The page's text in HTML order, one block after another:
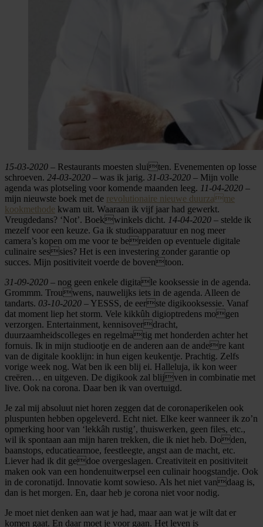
15-03-2020 – Restaurants moesten sluiten. Evenementen op losse
schroeven. 24-03-2020 – was ik jarig. 31-03-2020 – Mijn volle
agenda was plotseling voor komende maanden leeg. 11-04-2020 –
mijn nieuwste boek met de revolutionaire nieuwe duurzame
kookmethode kwam uit. Waaraan ik vijf jaar had gewerkt.
Vreugdedans? ‘Not’. Boekwinkels dicht. 14-04-2020 – stelde ik
mezelf voor een keuze. Ga ik studioapparatuur en nog meer
camera’s kopen om me voor te bereiden op eventuele digitale
culinaire sessies? Het is een investering zonder garantie op
succes. Mijn positiviteit voerde de boventoon.
31-09-2020 – nog geen enkele digitale kooksessie in de agenda.
Grommm. Trouwens, nauwelijks iets in de agenda. Alleen de
tandarts. 03-10-2020 – YESSS, de eerste digikooksessie. Vanaf
dat moment liep het storm. Vele kikkûh digioptredens mogen
verzorgen. Entertainment, kennisoverdracht,
duurzaamheidscolleges en regelmatig met honderden achter het
fornuis. Ik in mijn studiootje en de anderen aan de andere kant
van de digitale kooklijn: in hun eigen keukentje. Prachtig. Zelfs
vorige week nog. Wat ben ik een blij ei. Halleluja, ik kon weer
creëren… en uitgeven. De digikook zal blijven in combinatie met
live. Ook na corona. Daar ben ik van overtuigd.
Je zal mij absoluut niet horen zeggen dat de coronaperikelen ook
pluspunten hebben opgeleverd. Echt niet. Elke keer wanneer ik zo’n
opmerking hoor van ‘lekkâh rustig’, thuiswerken, geen files, etc.,
wil ik spontaan aan mijn haren trekken, die ik niet heb. Doden,
baanstops, educatiearmoe, feestleegte, angst aan de macht, etc.
Liever had ik dit gedoe overgeslagen. Creativiteit en positiviteit
maken ook van een hondenuitwerpsel een culinair hoogstandje. Ook
in de coronatijd. Innovatie komt sowieso. Als het niet vandaag is,
dan is het morgen. En, daar heb je corona niet voor nodig.
Je moet niet denken aan wat je had, maar aan wat je wilt dat er
komen gaat. En daar moet je voor gaan. Het leven is